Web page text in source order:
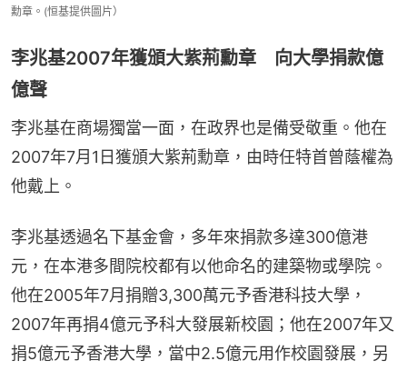
勳章。(恒基提供圖片）
李兆基2007年獲頒大紫荊勳章 向大學捐款億
億聲
李兆基在商場獨當一面，在政界也是備受敬重。他在
2007年7月1日獲頒大紫荊勳章，由時任特首曾蔭權為
他戴上。
李兆基透過名下基金會，多年來捐款多達300億港
元，在本港多間院校都有以他命名的建築物或學院。
他在2005年7月捐贈3,300萬元予香港科技大學，
2007年再捐4億元予科大發展新校園；他在2007年又
捐5億元予香港大學，當中2.5億元用作校園發展，另